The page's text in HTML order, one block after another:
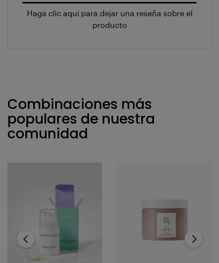
Haga clic aquí para dejar una reseña sobre el
producto
Combinaciones más
populares de nuestra
comunidad
‹ ›